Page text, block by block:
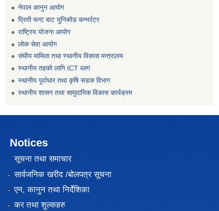
नेपाल कानुन आयोग
प्रिती फन्ट बाट युनिकोड कन्भर्रटर
राष्ट्रिय योजना आयोग
लोक सेवा आयोग
संघीय मामिला तथा स्थानीय विकास मन्त्रालय
स्थानीय तहको लागि ICT ब्लग
स्थानीय पूर्वाधार तथा कृषि सडक विभाग
स्थानीय शासन तथा सामुदायिक विकास कार्यक्रम
Notices
सूचना तथा समाचार
सार्वजनिक खरीद /बोलपत्र सूचना
एन, कानुन तथा निर्देशिका
कर तथा शुल्कहरु